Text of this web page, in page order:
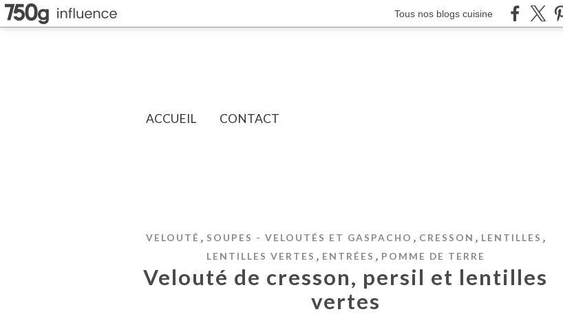
Tous nos blogs cuisine
ACCUEIL CONTACT
VELOUTÉ , SOUPES - VELOUTÉS ET GASPACHO , CRESSON , LENTILLES ,
LENTILLES VERTES , ENTRÉES , POMME DE TERRE
Velouté de cresson, persil et lentilles
vertes